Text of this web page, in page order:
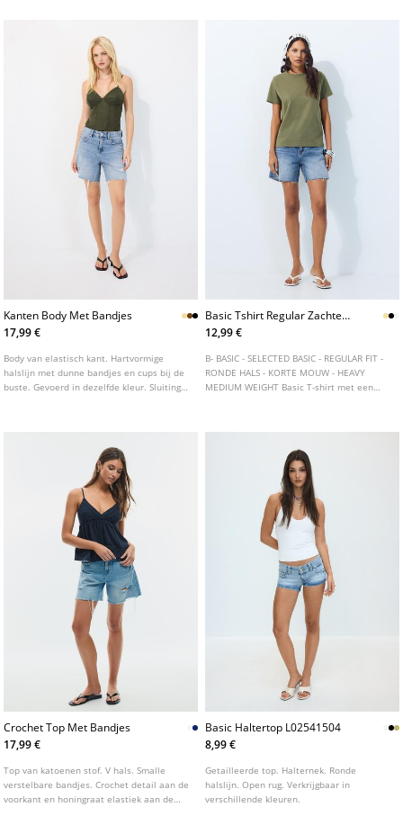
Kanten Body Met Bandjes
17,99 €
Body van elastisch kant. Hartvormige
halslijn met dunne bandjes en cups bij de
buste. Gevoerd in dezelfde kleur. Sluiting
Basic Tshirt Regular Zachte
Touch
12,99 €
B- BASIC - SELECTED BASIC - REGULAR FIT -
RONDE HALS - KORTE MOUW - HEAVY
MEDIUM WEIGHT Basic T-shirt met een
Ronde hals en korte mouwen. Verkrijgbaar
Crochet Top Met Bandjes
17,99 €
Top van katoenen stof. V hals. Smalle
verstelbare bandjes. Crochet detail aan de
voorkant en honingraat elastiek aan de
Basic Haltertop L02541504
8,99 €
Getailleerde top. Halternek. Ronde
halslijn. Open rug. Verkrijgbaar in
verschillende kleuren.